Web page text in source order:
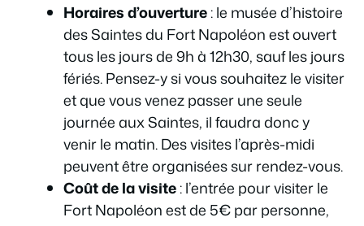
Horaires d’ouverture: le musée d’histoire
des Saintes du Fort Napoléon est ouvert
tous les jours de 9h à 12h30, sauf les jours
fériés. Pensez-y si vous souhaitez le visiter
et que vous venez passer une seule
journée aux Saintes, il faudra donc y
venir le matin. Des visites l’après-midi
peuvent être organisées sur rendez-vous.
Coût de la visite: l’entrée pour visiter le
Fort Napoléon est de 5€ par personne,